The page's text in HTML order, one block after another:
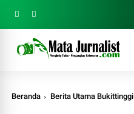
Beranda Berita Utama Bukittinggi